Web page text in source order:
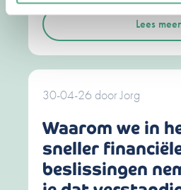
Lees meer
30-04-26 doorJorg
Waarom we in
sneller
beslissingen